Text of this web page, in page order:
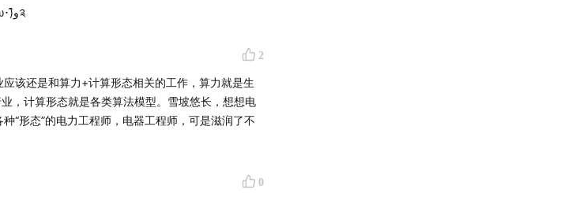
展的新引擎
技发展与社会矛盾
，谁是输家？
进步的必然趋势？
以防有人没听懂…新质生产力|ω･)و̑̑༉
2
该还是和算力+计算形态相关的工作，算力就是生
，计算形态就是各类算法模型。雪坡悠长，想想电
“形态”的电力工程师，电器工程师，可是滋润了不
0